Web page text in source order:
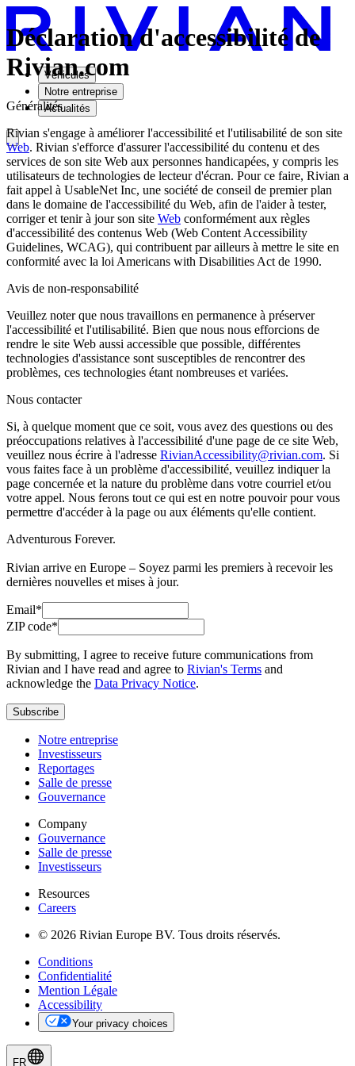
Véhicules
Notre entreprise
Actualités
Déclaration d'accessibilité de
Rivian.com
Généralités
Rivian s'engage à améliorer l'accessibilité et l'utilisabilité de son site
Web. Rivian s'efforce d'assurer l'accessibilité du contenu et des
services de son site Web aux personnes handicapées, y compris les
utilisateurs de technologies de lecteur d'écran. Pour ce faire, Rivian a
fait appel à UsableNet Inc, une société de conseil de premier plan
dans le domaine de l'accessibilité du Web, afin de l'aider à tester,
corriger et tenir à jour son site Web conformément aux règles
d'accessibilité des contenus Web (Web Content Accessibility
Guidelines, WCAG), qui contribuent par ailleurs à mettre le site en
conformité avec la loi Americans with Disabilities Act de 1990.
Avis de non-responsabilité
Veuillez noter que nous travaillons en permanence à préserver
l'accessibilité et l'utilisabilité. Bien que nous nous efforcions de
rendre le site Web aussi accessible que possible, différentes
technologies d'assistance sont susceptibles de rencontrer des
problèmes, ces technologies étant nombreuses et variées.
Nous contacter
Si, à quelque moment que ce soit, vous avez des questions ou des
préoccupations relatives à l'accessibilité d'une page de ce site Web,
veuillez nous écrire à l'adresse RivianAccessibility@rivian.com. Si
vous faites face à un problème d'accessibilité, veuillez indiquer la
page concernée et la nature du problème dans votre courriel et/ou
votre appel. Nous ferons tout ce qui est en notre pouvoir pour vous
permettre d'accéder à la page ou aux éléments qu'elle contient.
Adventurous Forever.
Rivian arrive en Europe – Soyez parmi les premiers à recevoir les
dernières nouvelles et mises à jour.
Email*
ZIP code*
By submitting, I agree to receive future communications from
Rivian and I have read and agree to Rivian's Terms and
acknowledge the Data Privacy Notice.
Subscribe
Notre entreprise
Investisseurs
Reportages
Salle de presse
Gouvernance
Company
Gouvernance
Salle de presse
Investisseurs
Resources
Careers
© 2026 Rivian Europe BV. Tous droits réservés.
Conditions
Confidentialité
Mention Légale
Accessibility
Your privacy choices
FR